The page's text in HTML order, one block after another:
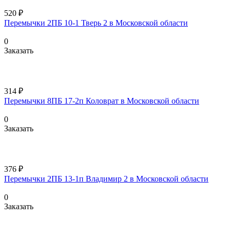
520 ₽
Перемычки 2ПБ 10-1 Тверь 2 в Московской области
0
Заказать
314 ₽
Перемычки 8ПБ 17-2п Коловрат в Московской области
0
Заказать
376 ₽
Перемычки 2ПБ 13-1п Владимир 2 в Московской области
0
Заказать